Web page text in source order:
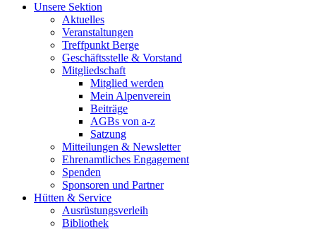
Unsere Sektion
Aktuelles
Veranstaltungen
Treffpunkt Berge
Geschäftsstelle & Vorstand
Mitgliedschaft
Mitglied werden
Mein Alpenverein
Beiträge
AGBs von a-z
Satzung
Mitteilungen & Newsletter
Ehrenamtliches Engagement
Spenden
Sponsoren und Partner
Hütten & Service
Ausrüstungsverleih
Bibliothek